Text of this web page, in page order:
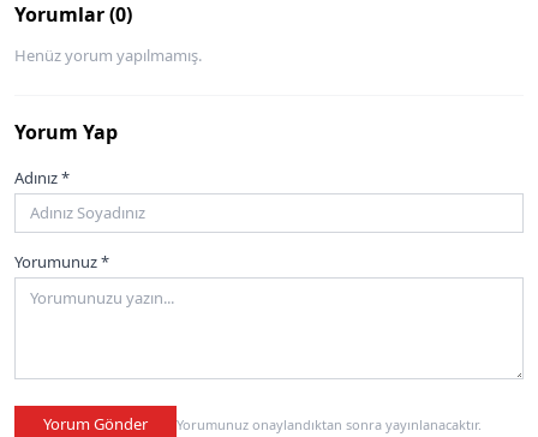
Yorumlar (0)
Henüz yorum yapılmamış.
Yorum Yap
Adınız *
Yorumunuz *
Yorum Gönder Yorumunuz onaylandıktan sonra yayınlanacaktır.